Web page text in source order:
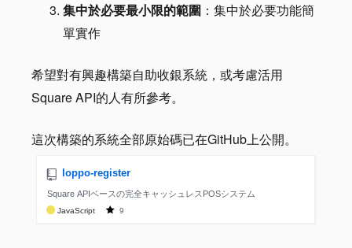
集中於必要最小限的範圍 ：集中於必要功能簡
單實作
希望對有興趣構築自助收銀系統，或考慮活用
Square API的人有所參考。
這次構築的系統全部原始碼已在GitHub上公開。